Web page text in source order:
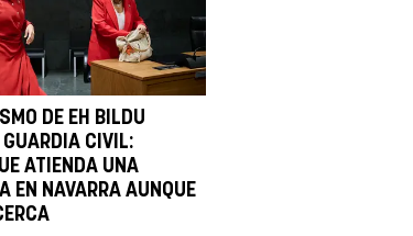
DE EH BILDU
CIVIL:
ATIENDA UNA
EN NAVARRA AUNQUE